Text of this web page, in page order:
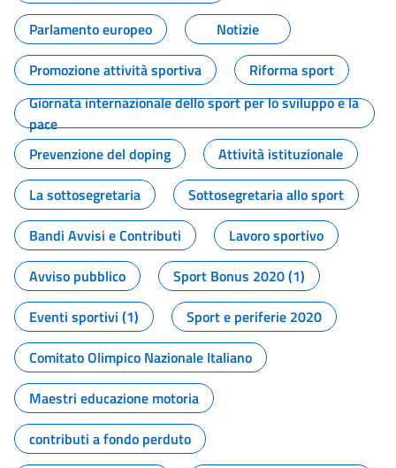
Parlamento europeo
Notizie
Promozione attività sportiva
Riforma sport
Giornata internazionale dello sport per lo sviluppo e la
pace
Prevenzione del doping
Attività istituzionale
La sottosegretaria
Sottosegretaria allo sport
Bandi Avvisi e Contributi
Lavoro sportivo
Avviso pubblico
Sport Bonus 2020 (1)
Eventi sportivi (1)
Sport e periferie 2020
Comitato Olimpico Nazionale Italiano
Maestri educazione motoria
contributi a fondo perduto